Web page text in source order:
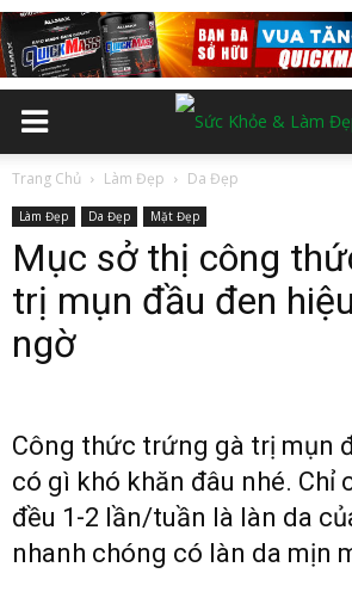
Trang Chủ Làm Đẹp Da Đẹp
Làm Đẹp Da Đẹp Mặt Đẹp
Mục sở thị công
trị mụn đầu đen
ngờ
Công thức trứng gà trị mụn
có gì khó khăn đâu nhé. Chỉ
đều 1-2 lần/tuần là làn da
nhanh chóng có làn da mịn